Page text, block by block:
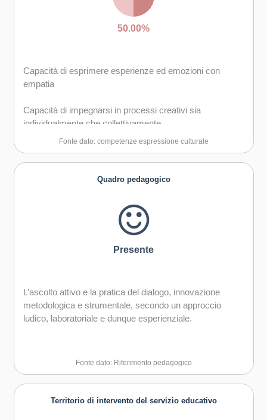
Creatività e immaginazione
50.00%
Capacità di esprimere esperienze ed emozioni con
empatia
Capacità di impegnarsi in processi creativi sia
individualmente che collettivamente
Fonte dato: competenze espressione culturale
Quadro pedagogico
Presente
L’ascolto attivo e la pratica del dialogo, innovazione
metodologica e strumentale, secondo un approccio
ludico, laboratoriale e dunque esperienziale.
Fonte dato: Riferimento pedagogico
Territorio di intervento del servizio educativo